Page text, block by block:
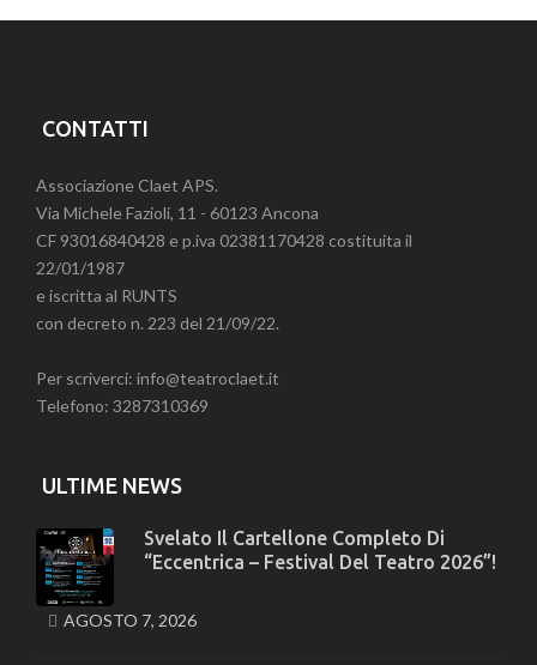
CONTATTI
Associazione Claet APS.
Via Michele Fazioli, 11 - 60123 Ancona
CF 93016840428 e p.iva 02381170428 costituita il
22/01/1987
e iscritta al RUNTS
con decreto n. 223 del 21/09/22.
Per scriverci: info@teatroclaet.it
Telefono: 3287310369
ULTIME NEWS
Svelato Il Cartellone Completo Di
“Eccentrica – Festival Del Teatro 2026”!
AGOSTO 7, 2026